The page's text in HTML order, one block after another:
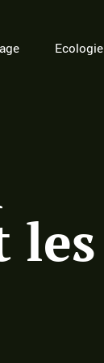
Ecologie
les